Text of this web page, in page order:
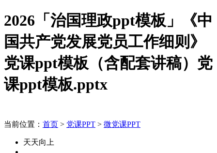
2026「治国理政ppt模板」《中
国共产党发展党员工作细则》
党课ppt模板（含配套讲稿）党
课ppt模板.pptx
当前位置： 首页 > 党课PPT > 微党课PPT
天天向上